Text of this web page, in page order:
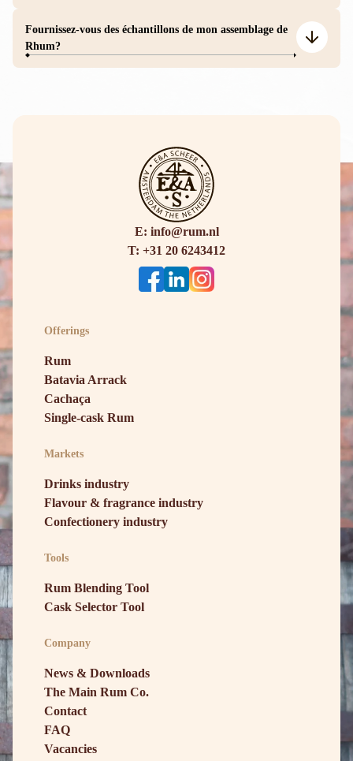
Fournissez-vous des échantillons de mon assemblage de
Rhum?
E: info@rum.nl
T: +31 20 6243412
Offerings
Rum
Batavia Arrack
Cachaça
Single-cask Rum
Markets
Drinks industry
Flavour & fragrance industry
Confectionery industry
Tools
Rum Blending Tool
Cask Selector Tool
Company
News & Downloads
The Main Rum Co.
Contact
FAQ
Vacancies